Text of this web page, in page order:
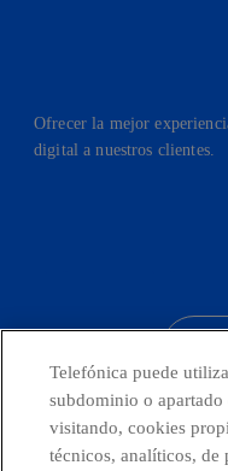
Ofrecer la mejor
digital a nuestros clientes.
Telefónica en redes
Telefónica puede
subdominio o
visitando, cookies
técnicos, analíticos, de